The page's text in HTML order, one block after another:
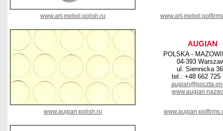
www.art-mebel.polish.ru www.art-
AUGIAN
POLSKA -
04-393
ul. Siennicka
tel.: +48 662 725
www.augian.polish.ru